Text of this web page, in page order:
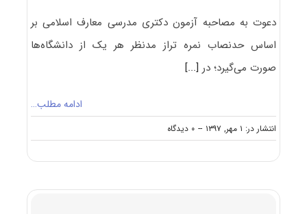
دعوت به مصاحبه آزمون دکتری مدرسی معارف اسلامی بر
اساس حدنصاب نمره تراز مدنظر هر یک از دانشگاه‌ها
صورت می‌گیرد؛ در[...]
ادامه مطلب…
انتشار در: ۱ مهر, ۱۳۹۷ -- ۰ دیدگاه
on
حدنصاب
مصاحبه